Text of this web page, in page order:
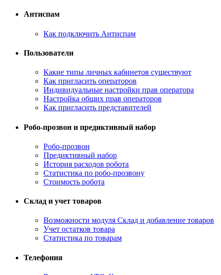
Антиспам
Как подключить Антиспам
Пользователи
Какие типы личных кабинетов существуют
Как пригласить операторов
Индивидуальные настройки прав оператора
Настройка общих прав операторов
Как пригласить представителей
Робо-прозвон и предиктивный набор
Робо-прозвон
Предиктивный набор
История расходов робота
Статистика по робо-прозвону
Стоимость робота
Склад и учет товаров
Возможности модуля Склад и добавление товаров
Учет остатков товара
Статистика по товарам
Телефония